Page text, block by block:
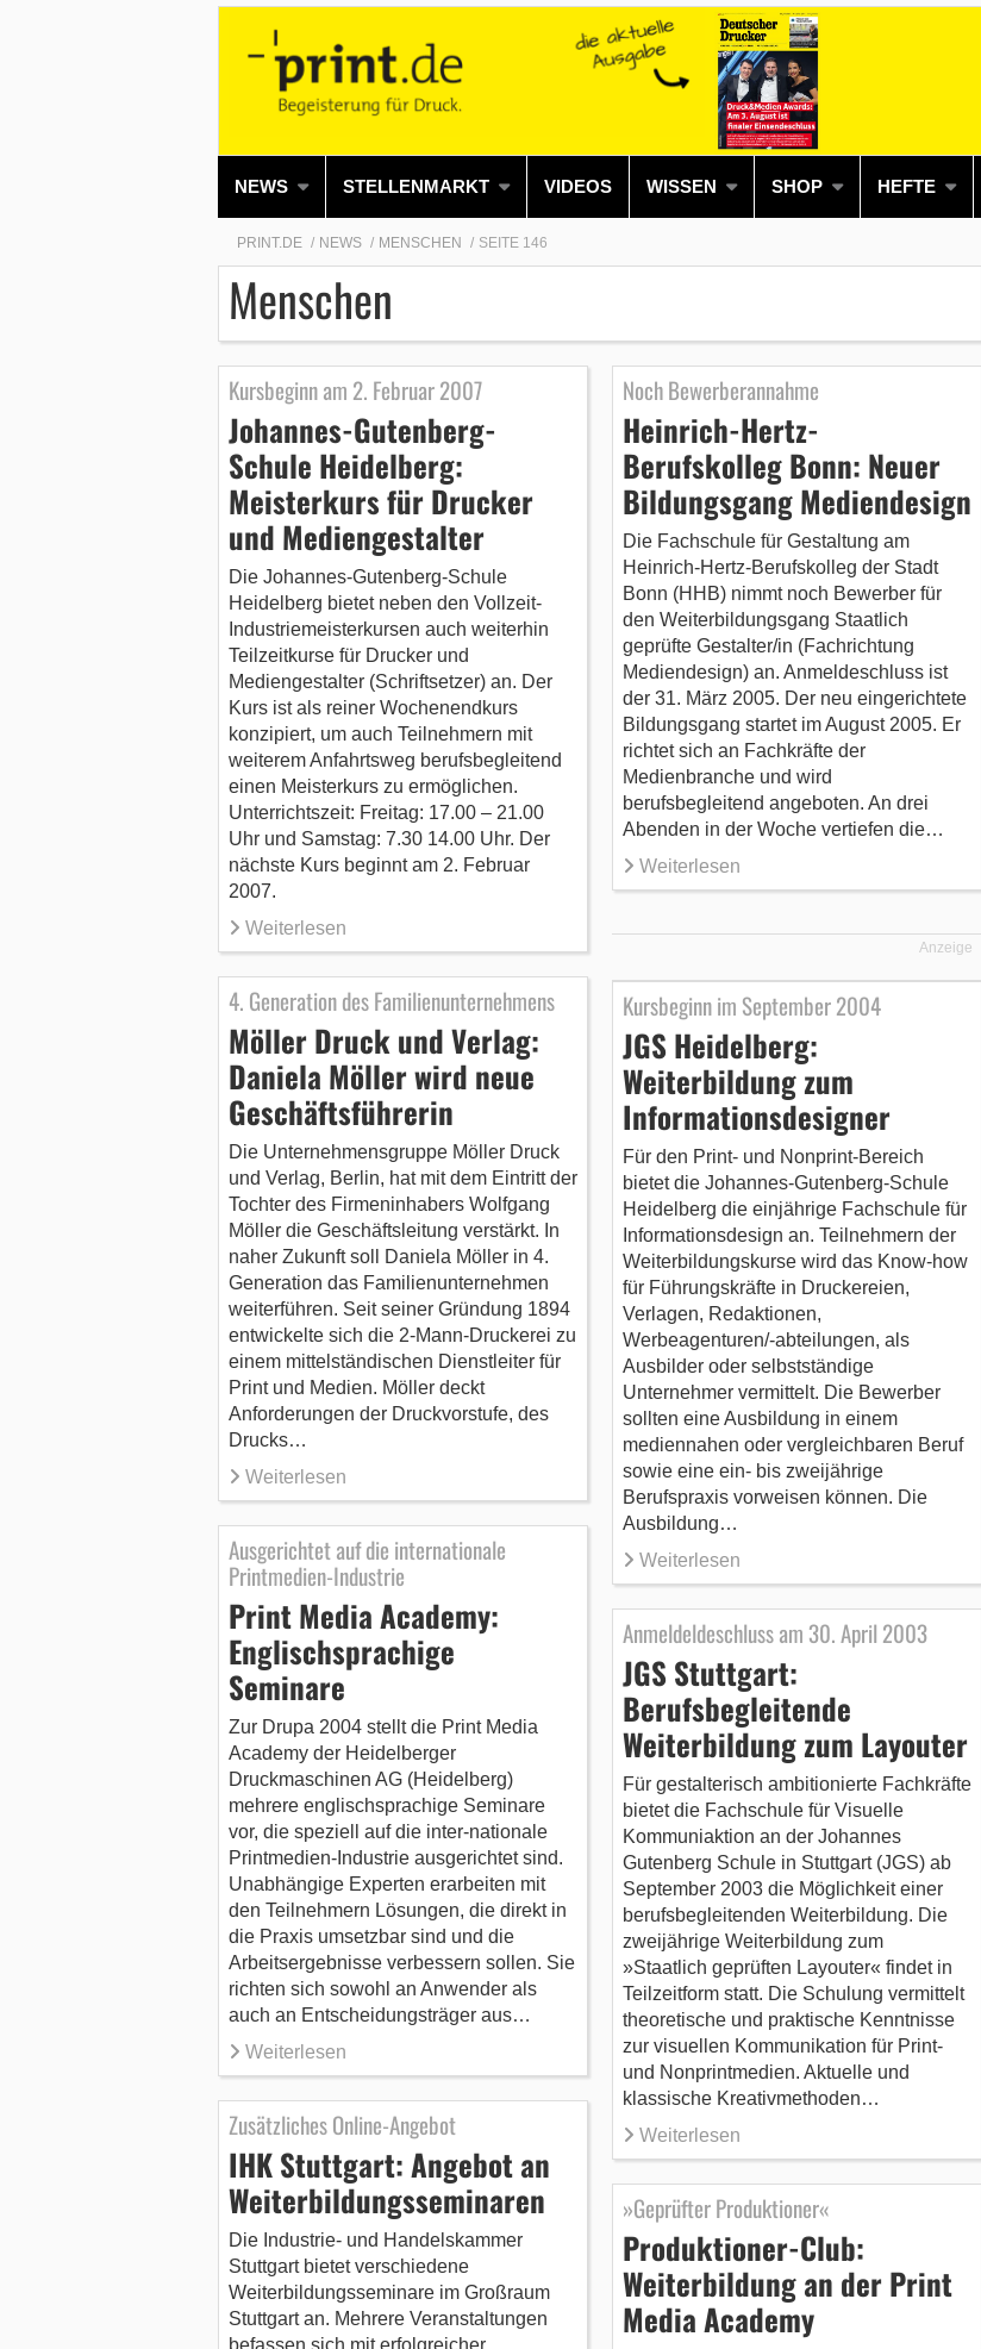
NEWS STELLENMARKT VIDEOS WISSEN SHOP HEFTE
PRINT.DE NEWS MENSCHEN SEITE 146
Menschen
Kursbeginn am 2. Februar 2007
Johannes-Gutenberg-
Schule Heidelberg:
Meisterkurs für Drucker
und Mediengestalter
Die Johannes-Gutenberg-Schule
Heidelberg bietet neben den Vollzeit-
Industriemeisterkursen auch weiterhin
Teilzeitkurse für Drucker und
Mediengestalter (Schriftsetzer) an. Der
Kurs ist als reiner Wochenendkurs
konzipiert, um auch Teilnehmern mit
weiterem Anfahrtsweg berufsbegleitend
einen Meisterkurs zu ermöglichen.
Unterrichtszeit: Freitag: 17.00 – 21.00
Uhr und Samstag: 7.30 14.00 Uhr. Der
nächste Kurs beginnt am 2. Februar
2007.
Weiterlesen
Noch Bewerberannahme
Heinrich-Hertz-
Berufskolleg Bonn: Neuer
Bildungsgang Mediendesign
Die Fachschule für Gestaltung am
Heinrich-Hertz-Berufskolleg der Stadt
Bonn (HHB) nimmt noch Bewerber für
den Weiterbildungsgang Staatlich
geprüfte Gestalter/in (Fachrichtung
Mediendesign) an. Anmeldeschluss ist
der 31. März 2005. Der neu eingerichtete
Bildungsgang startet im August 2005. Er
richtet sich an Fachkräfte der
Medienbranche und wird
berufsbegleitend angeboten. An drei
Abenden in der Woche vertiefen die…
Weiterlesen
4. Generation des Familienunternehmens
Möller Druck und Verlag:
Daniela Möller wird neue
Geschäftsführerin
Die Unternehmensgruppe Möller Druck
und Verlag, Berlin, hat mit dem Eintritt der
Tochter des Firmeninhabers Wolfgang
Möller die Geschäftsleitung verstärkt. In
naher Zukunft soll Daniela Möller in 4.
Generation das Familienunternehmen
weiterführen. Seit seiner Gründung 1894
entwickelte sich die 2-Mann-Druckerei zu
einem mittelständischen Dienstleiter für
Print und Medien. Möller deckt
Anforderungen der Druckvorstufe, des
Drucks…
Weiterlesen
Anzeige
Ausgerichtet auf die internationale
Printmedien-Industrie
Print Media Academy:
Englischsprachige
Seminare
Zur Drupa 2004 stellt die Print Media
Academy der Heidelberger
Druckmaschinen AG (Heidelberg)
mehrere englischsprachige Seminare
vor, die speziell auf die inter-nationale
Printmedien-Industrie ausgerichtet sind.
Unabhängige Experten erarbeiten mit
den Teilnehmern Lösungen, die direkt in
die Praxis umsetzbar sind und die
Arbeitsergebnisse verbessern sollen. Sie
richten sich sowohl an Anwender als
auch an Entscheidungsträger aus…
Weiterlesen
Kursbeginn im September 2004
JGS Heidelberg:
Weiterbildung zum
Informationsdesigner
Für den Print- und Nonprint-Bereich
bietet die Johannes-Gutenberg-Schule
Heidelberg die einjährige Fachschule für
Informationsdesign an. Teilnehmern der
Weiterbildungskurse wird das Know-how
für Führungskräfte in Druckereien,
Verlagen, Redaktionen,
Werbeagenturen/-abteilungen, als
Ausbilder oder selbstständige
Unternehmer vermittelt. Die Bewerber
sollten eine Ausbildung in einem
mediennahen oder vergleichbaren Beruf
sowie eine ein- bis zweijährige
Berufspraxis vorweisen können. Die
Ausbildung…
Weiterlesen
Zusätzliches Online-Angebot
IHK Stuttgart: Angebot an
Weiterbildungsseminaren
Die Industrie- und Handelskammer
Stuttgart bietet verschiedene
Weiterbildungsseminare im Großraum
Stuttgart an. Mehrere Veranstaltungen
befassen sich mit erfolgreicher
Anmeldeldeschluss am 30. April 2003
JGS Stuttgart:
Berufsbegleitende
Weiterbildung zum Layouter
Für gestalterisch ambitionierte Fachkräfte
bietet die Fachschule für Visuelle
Kommuniaktion an der Johannes
Gutenberg Schule in Stuttgart (JGS) ab
September 2003 die Möglichkeit einer
berufsbegleitenden Weiterbildung. Die
zweijährige Weiterbildung zum
»Staatlich geprüften Layouter« findet in
Teilzeitform statt. Die Schulung vermittelt
theoretische und praktische Kenntnisse
zur visuellen Kommunikation für Print-
und Nonprintmedien. Aktuelle und
klassische Kreativmethoden…
Weiterlesen
»Geprüfter Produktioner«
Produktioner-Club:
Weiterbildung an der Print
Media Academy